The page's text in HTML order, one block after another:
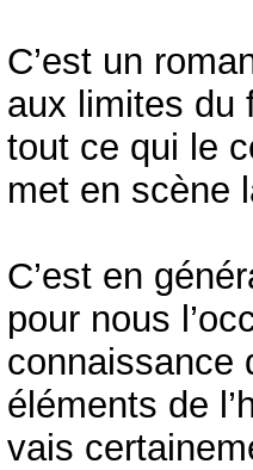
C’est un
aux limites du
tout ce qui le
met en scène
C’est en
pour nous
connaissance
éléments de
vais